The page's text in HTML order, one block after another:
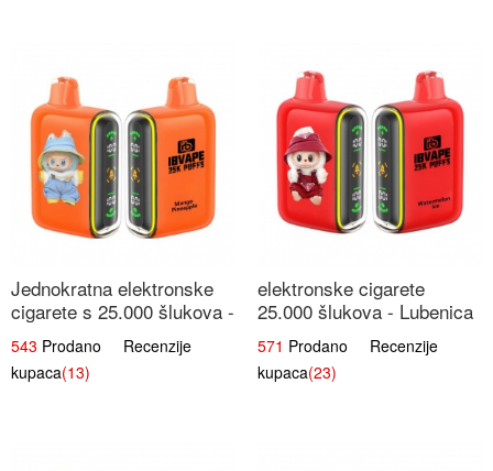
Jednokratna elektronske
cigarete s 25.000 šlukova -
Mango & Ananas |
Egzotična Voćna
Mješavina
543 Prodano Recenzije
kupaca(13)
elektronske cigarete
25.000 šlukova - Lubenica
Led | Osježavajući Ljetni
Okus
571 Prodano Recenzije
kupaca(23)